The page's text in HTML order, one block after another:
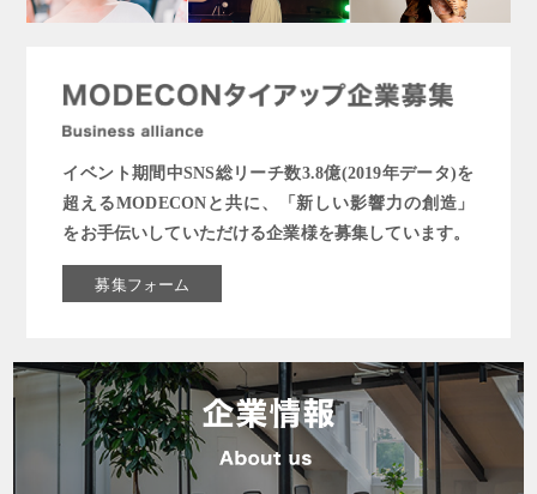
イベント期間中SNS総リーチ数3.8億(2019年データ)を
超えるMODECONと共に、「新しい影響力の創造」
をお手伝いしていただける企業様を募集しています。
募集フォーム